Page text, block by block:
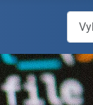
Hledat